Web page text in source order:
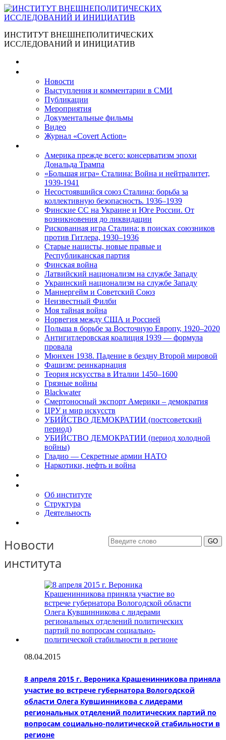
ИНСТИТУТ ВНЕШНЕПОЛИТИЧЕСКИХ
ИССЛЕДОВАНИЙ И ИНИЦИАТИВ
Новости
Выступления и коммента­рии в СМИ
Публикации
Мероприятия
Документальные фильмы
Видео
Журнал «Covert Action»
Америка прежде всего: консерватизм эпохи
Дональда Трампа
«Большая игра» Сталина: Война и нейтралитет,
1939-1941
Несостоявшийся союз Сталина: борьба за
коллективную безопасность. 1936–1939
Финские СС на Украине и Юге России. От
возникновения до ликвидации
Рискованная игра Сталина: в поисках союзников
против Гитлера, 1930–1936
Старые нацисты, новые правые и
Республиканская партия
Финская война
Латвийский национализм на службе Западу
Украинский национализм на службе Западу
Маннергейм и Советский Союз
Неизвестный Филби
Моя тайная война
Норвегия между США и Россией
Польша в борьбе за Восточную Европу, 1920–2020
Антигитлеровская коалиция 1939 — формула
провала
Мюнхен 1938. Падение в бездну Второй мировой
Фашизм: реинкарнация
Теория искусства в Италии 1450–1600
Грязные войны
Blackwater
Смертоносный экспорт Америки – демократия
ЦРУ и мир искусств
УБИЙСТВО ДЕМОКРАТИИ (постсоветский
период)
УБИЙСТВО ДЕМОКРАТИИ (период холодной
войны)
Гладио — Секретные армии НАТО
Наркотики, нефть и война
Об институте
Структура
Деятельность
Новости
института
08.04.2015
8 апреля 2015 г. Вероника Крашенинникова приняла
участие во встрече губернатора Вологодской
области Олега Кувшинникова с лидерами
региональных отделений политических партий по
вопросам социально-политической стабильности в
регионе